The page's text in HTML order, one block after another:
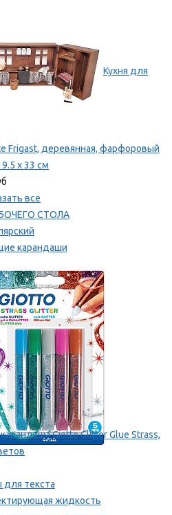
Кухня для
Frigast, деревянная, фарфоровый
x 33 см
все
СТОЛА
карандаши
Giotto Glitter Glue Strass,
для текста
жидкость